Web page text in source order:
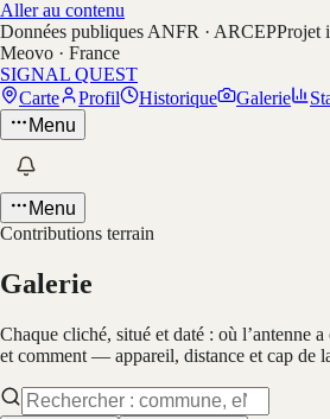
Aller au contenu
Données publiques ANFR · ARCEPProjet
Meovo · France
SIGNAL QUEST
Carte
Profil Historique Galerie
Menu
Menu
Contributions terrain
Galerie
Chaque cliché, situé et daté : où l’antenne
et comment — appareil, distance et cap de